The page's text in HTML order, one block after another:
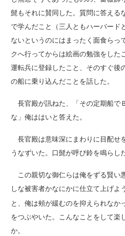
髭もそれに賛同した。質問に答える
で学んだこと（三人ともハーバード
ないというのにはまったく面食らっ
クへ行ってからは絵画の勉強をした
運転兵に登録したこと、そのすぐ後
の船に乗り込んだことを話した。
長官殿が訊ねた、「その定期船
な」俺ははいと答えた。
長官殿は意味深にまわりに目配せ
うなずいた。口髭が呼び鈴を鳴らした
この親切な御仁らは俺をずる賢い
しな被害者かなにかに仕立て上げよ
と、俺は頰が緩むのを抑えられなか
をつぶやいた。こんなことをして楽
か。